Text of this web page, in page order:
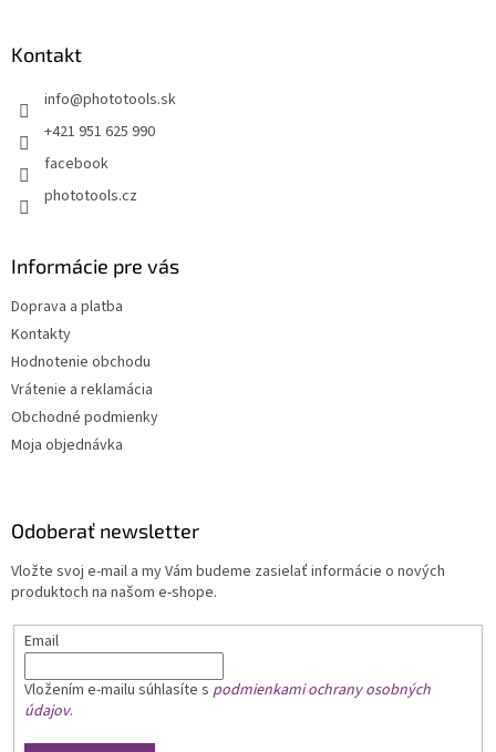
Kontakt
info@phototools.sk
+421 951 625 990
facebook
phototools.cz
Informácie pre vás
Doprava a platba
Kontakty
Hodnotenie obchodu
Vrátenie a reklamácia
Obchodné podmienky
Moja objednávka
Odoberať newsletter
Vložte svoj e-mail a my Vám budeme zasielať informácie o nových
produktoch na našom e-shope.
Email
Vložením e-mailu súhlasíte s podmienkami ochrany osobných
údajov.